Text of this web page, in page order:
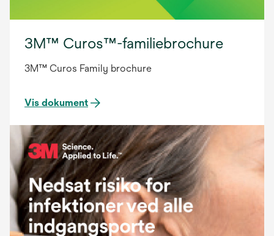
3M™ Curos™-familiebrochure
3M™ Curos Family brochure
Vis dokument